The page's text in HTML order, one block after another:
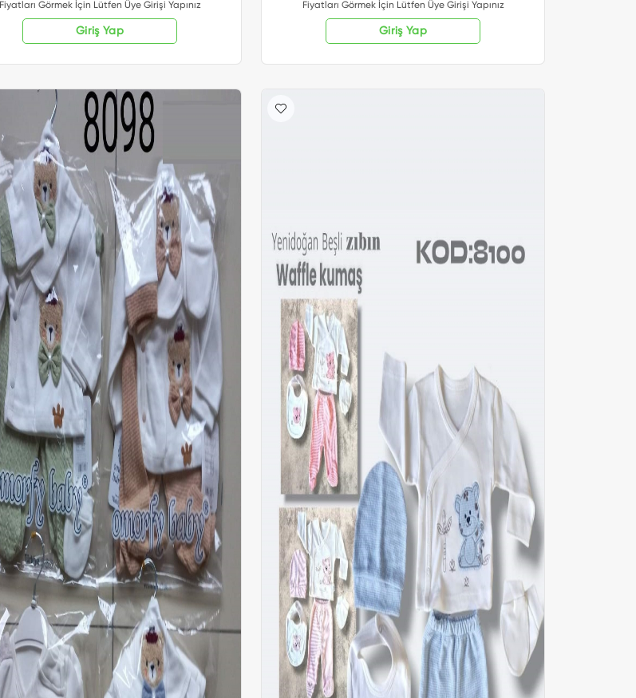
Fiyatları Görmek İçin Lütfen Üye Girişi Yapınız
Giriş Yap
Fiyatları Görmek İçin Lütfen Üye Girişi Yapınız
Giriş Yap